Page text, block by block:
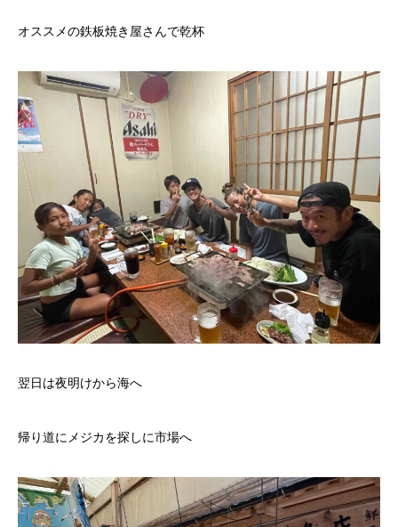
オススメの鉄板焼き屋さんで乾杯
翌日は夜明けから海へ
帰り道にメジカを探しに市場へ